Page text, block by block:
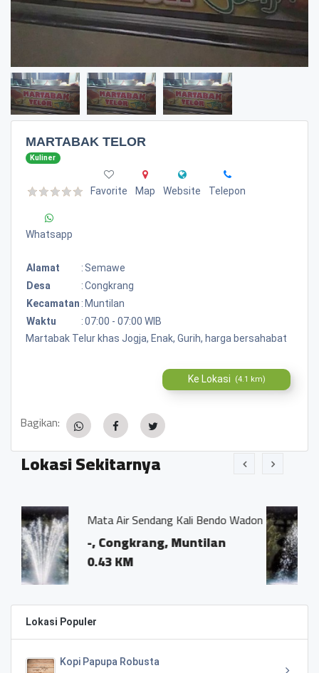
MARTABAK TELOR
Kuliner
Favorite Map Website Telepon
Whatsapp
Alamat : Semawe
Desa
:Congkrang
Kecamatan : Muntilan
Waktu
:07:00 - 07:00 WIB
Martabak Telur khas Jogja, Enak, Gurih, harga bersahabat
Ke Lokasi (4.1 km)
Bagikan:
Lokasi Sekitarnya
Kali Bendo Wadon
Muntilan
Mata Air
-,
0.28 KM
Lokasi Populer
Kopi Papupa Robusta